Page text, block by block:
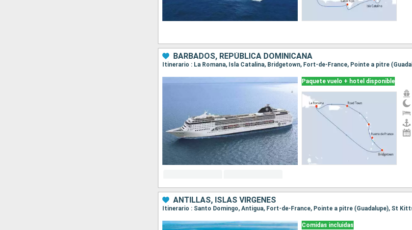
BARBADOS, REPÚBLICA DOMINICANA
Paquete vuelo + hotel disponible
ANTILLAS, ISLAS VÍRGENES
Comidas incluidas